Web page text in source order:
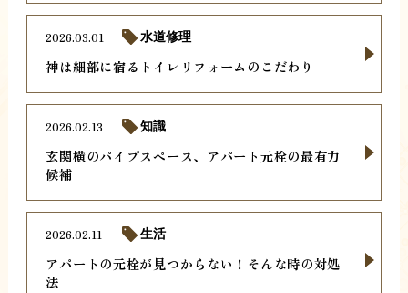
神は細部に宿るトイレリフォームのこだわり
2026.03.01 水道修理
玄関横のパイプスペース、アパート元栓の最有力
候補
2026.02.13 知識
アパートの元栓が見つからない！そんな時の対処
法
2026.02.11 生活